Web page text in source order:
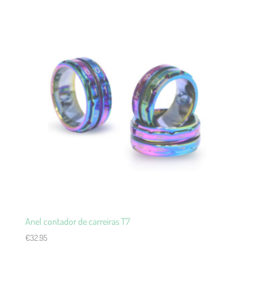
Anel contador de carreiras T7
€32.95